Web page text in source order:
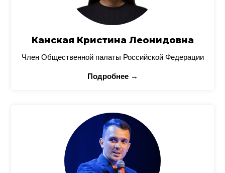
Канская Кристина Леонидовна
Член Общественной палаты Российской Федерации
Подробнее →